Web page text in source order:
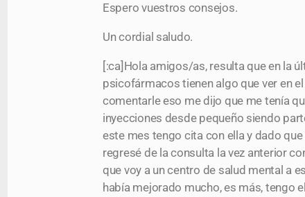
Espero vuestros consejos.
Un cordial saludo.
[:ca]Hola amigos/as, resulta que en la
psicofármacos tienen algo que ver en
comentarle eso me dijo que me tenía
inyecciones desde pequeño siendo
este mes tengo cita con ella y dado
regresé de la consulta la vez anterior
que voy a un centro de salud mental a
había mejorado mucho, es más, tengo